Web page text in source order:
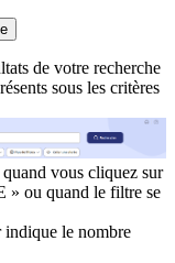
de votre recherche
sous les critères
vous cliquez sur
ou quand le filtre se
indique le nombre